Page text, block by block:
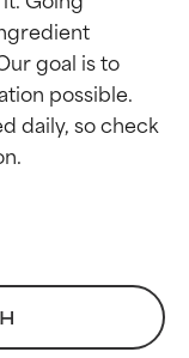
goal is to
possible.
daily, so check
Su
Su